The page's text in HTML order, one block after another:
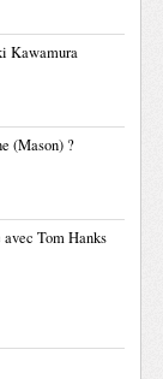
Kawamura
(Mason) ?
Tom Hanks